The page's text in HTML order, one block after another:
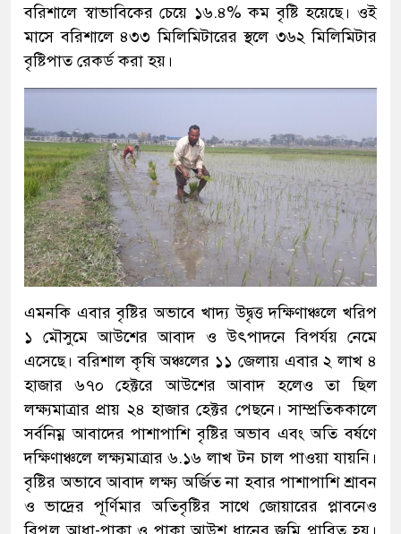
বরিশালে স্বাভাবিকের চেয়ে ১৬.৪% কম বৃষ্টি হয়েছে। ওই
মাসে বরিশালে ৪৩৩ মিলিমিটারের স্থলে ৩৬২ মিলিমিটার
বৃষ্টিপাত রেকর্ড করা হয়।
এমনকি এবার বৃষ্টির অভাবে খাদ্য উদ্বৃত্ত দক্ষিণাঞ্চলে খরিপ
১ মৌসুমে আউশের আবাদ ও উৎপাদনে বিপর্যয় নেমে
এসেছে। বরিশাল কৃষি অঞ্চলের ১১ জেলায় এবার ২ লাখ ৪
হাজার ৬৭০ হেক্টরে আউশের আবাদ হলেও তা ছিল
লক্ষ্যমাত্রার প্রায় ২৪ হাজার হেক্টর পেছনে। সাম্প্রতিককালে
সর্বনিম্ন আবাদের পাশাপাশি বৃষ্টির অভাব এবং অতি বর্ষণে
দক্ষিণাঞ্চলে লক্ষ্যমাত্রার ৬.১৬ লাখ টন চাল পাওয়া যায়নি।
বৃষ্টির অভাবে আবাদ লক্ষ্য অর্জিত না হবার পাশাপাশি শ্রাবন
ও ভাদ্রের পূর্ণিমার অতিবৃষ্টির সাথে জোয়ারের প্লাবনেও
বিপুল আধা-পাকা ও পাকা আউশ ধানের জমি প্লাবিত হয়।